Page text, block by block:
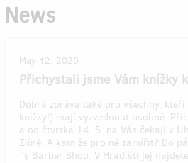
News
May 12, 2020
Přichystali jsme Vám knížky
Dobrá zpráva také pro všechny,
knížky!) mají vyzvednout osobně.
a od čtvrtka 14. 5. na Vás čekají v
Zlíně. A kam že pro ně zamířit? Do
´s Barber Shop. V Hradišti jej